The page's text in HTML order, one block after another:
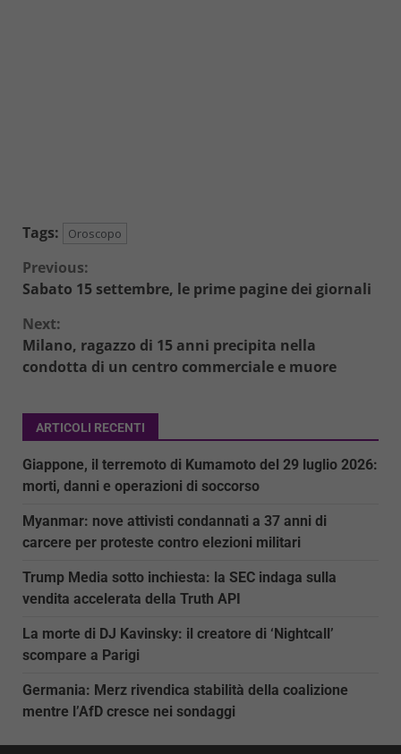
Tags: Oroscopo
Continue
Previous:
Sabato 15 settembre, le prime pagine dei giornali
Next:
Milano, ragazzo di 15 anni precipita nella
condotta di un centro commerciale e muore
ARTICOLI RECENTI
Giappone, il terremoto di Kumamoto del 29 luglio 2026:
morti, danni e operazioni di soccorso
Myanmar: nove attivisti condannati a 37 anni di
carcere per proteste contro elezioni militari
Trump Media sotto inchiesta: la SEC indaga sulla
vendita accelerata della Truth API
La morte di DJ Kavinsky: il creatore di ‘Nightcall’
scompare a Parigi
Germania: Merz rivendica stabilità della coalizione
mentre l’AfD cresce nei sondaggi